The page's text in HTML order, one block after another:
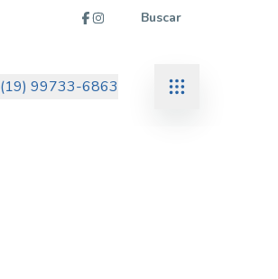
Buscar
(19) 99733-6863